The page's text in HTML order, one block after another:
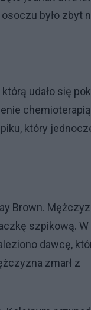
było zbyt
udało się
który
Brown.
szpikową.
dawcę,
zmarł z